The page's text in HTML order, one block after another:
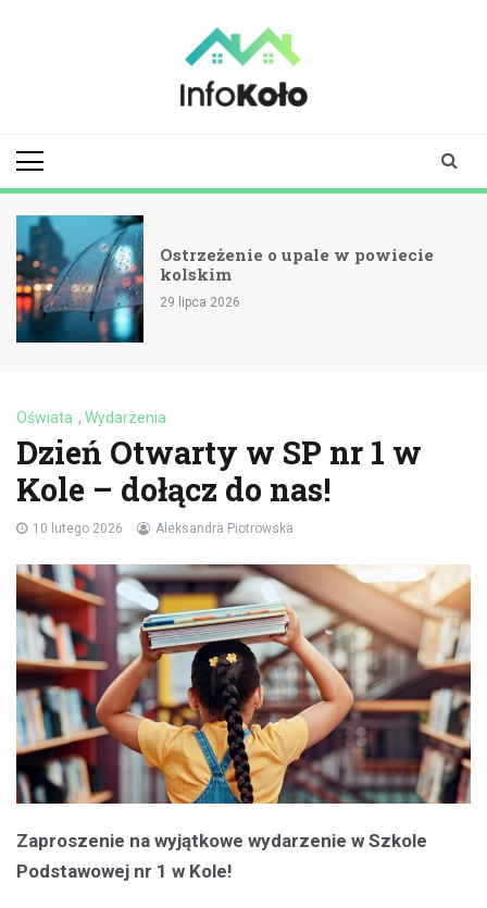
Ostrzeżenie o upale w powiecie
kolskim
29 lipca 2026
Oświata , Wydarzenia
Dzień Otwarty w SP nr 1 w
Kole – dołącz do nas!
10 lutego 2026 Aleksandra Piotrowska
Zaproszenie na wyjątkowe wydarzenie w Szkole
Podstawowej nr 1 w Kole!